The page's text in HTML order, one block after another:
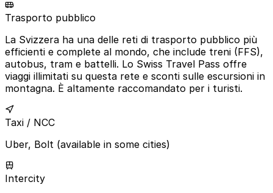
Trasporto pubblico
La Svizzera ha una delle reti di trasporto pubblico più
efficienti e complete al mondo, che include treni (FFS),
autobus, tram e battelli. Lo Swiss Travel Pass offre
viaggi illimitati su questa rete e sconti sulle escursioni in
montagna. È altamente raccomandato per i turisti.
Taxi / NCC
Uber, Bolt (available in some cities)
Intercity